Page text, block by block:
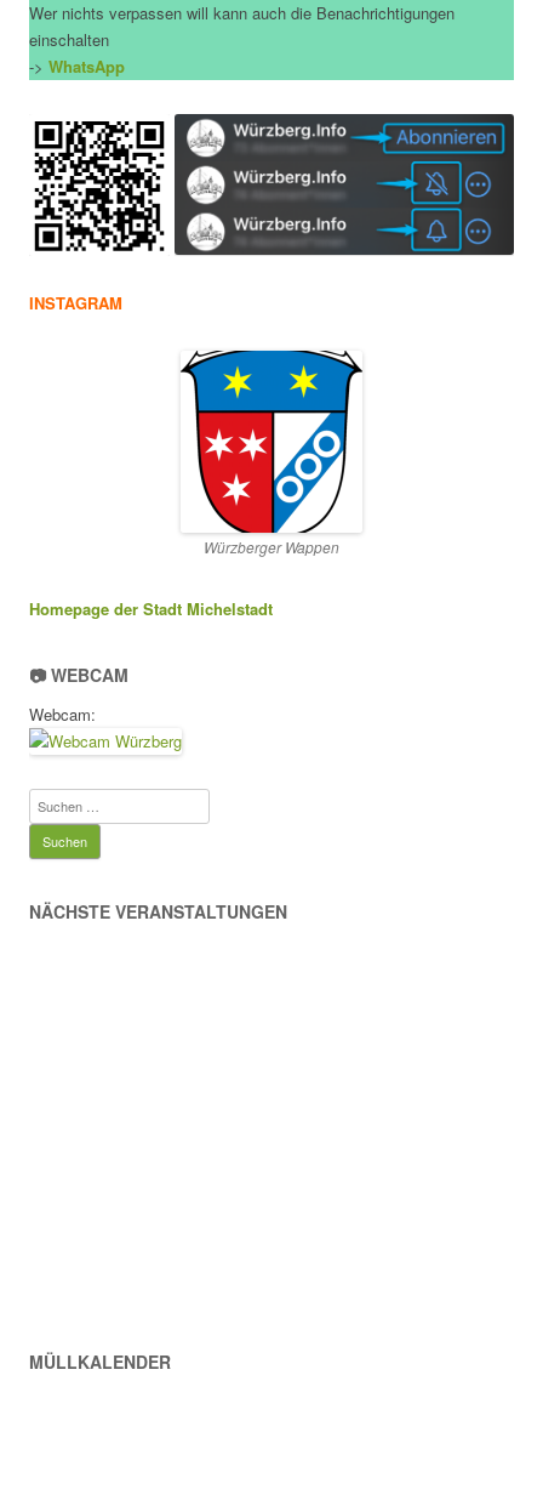
Wer nichts verpassen will kann auch die Benachrichtigungen
einschalten
-> WhatsApp
INSTAGRAM
Würzberger Wappen
Homepage der Stadt Michelstadt
📷 WEBCAM
Webcam:
Suchen
nach:
NÄCHSTE VERANSTALTUNGEN
MÜLLKALENDER